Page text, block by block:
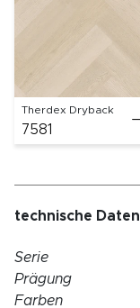
Therdex Dryback
7581
technische Daten
Serie
Prägung
Farben